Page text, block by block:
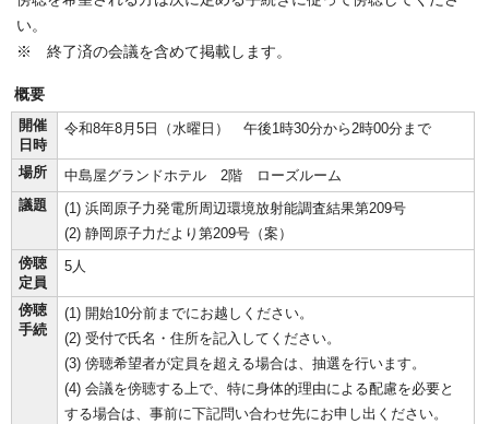
い。
※ 終了済の会議を含めて掲載します。
概要
開催
日時
令和8年8月5日（水曜日） 午後1時30分から2時00分まで
場所
中島屋グランドホテル 2階 ローズルーム
議題
(1) 浜岡原子力発電所周辺環境放射能調査結果第209号
(2) 静岡原子力だより第209号（案）
傍聴
定員
5人
傍聴
手続
(1) 開始10分前までにお越しください。
(2) 受付で氏名・住所を記入してください。
(3) 傍聴希望者が定員を超える場合は、抽選を行います。
(4) 会議を傍聴する上で、特に身体的理由による配慮を必要と
する場合は、事前に下記問い合わせ先にお申し出ください。